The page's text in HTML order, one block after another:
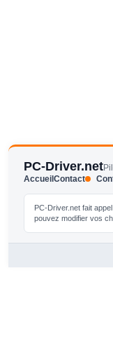
PC-Driver.net
AccueilContact
PC-Driver.net fait
pouvez modifier vos